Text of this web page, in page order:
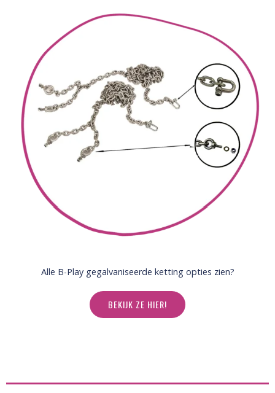
Alle B-Play gegalvaniseerde ketting opties zien?
BEKIJK ZE HIER!